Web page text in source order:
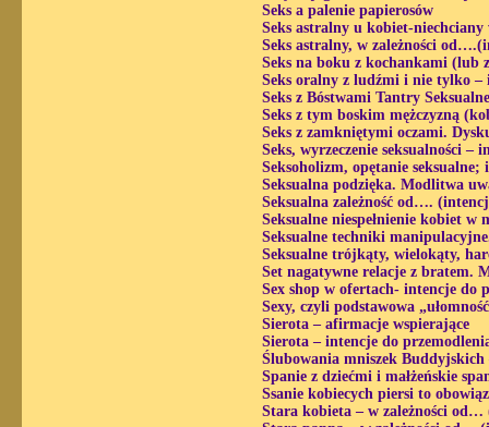
Seks a palenie papierosów
Seks astralny u kobiet-
Seks astralny, w zależności
Seks na boku z kochankami (lub
Seks oralny z ludźmi i nie tylko –
Seks z Bóstwami Tantry
Seks z tym boskim mężczyzną
Seks z zamkniętymi oczami.
Seks, wyrzeczenie seksualności –
Seksoholizm, opętanie
Seksualna podzięka. Modlitwa
Seksualna zależność od….
Seksualne niespełnienie kobiet w
Seksualne techniki
Seksualne trójkąty, wielokąty,
Set nagatywne relacje z bratem.
Sex shop w ofertach- intencje do
Sexy, czyli podstawowa
Sierota – afirmacje wspierające
Sierota – intencje do
Ślubowania mniszek
Spanie z dziećmi i małżeńskie
Ssanie kobiecych piersi to
Stara kobieta – w zależności